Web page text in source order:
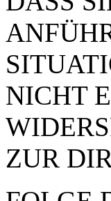
NICHT
ZUR